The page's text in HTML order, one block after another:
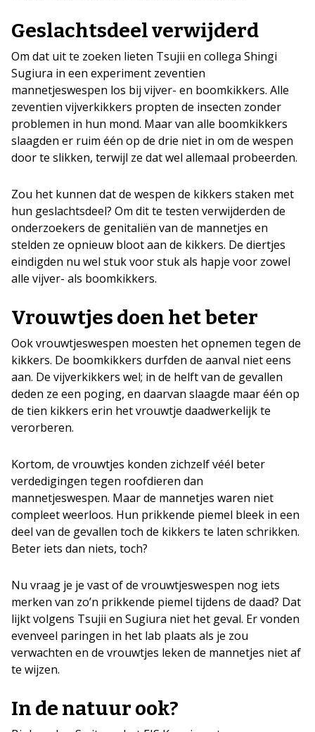
Geslachtsdeel verwijderd
Om dat uit te zoeken lieten Tsujii en collega Shingi
Sugiura in een experiment zeventien
mannetjeswespen los bij vijver- en boomkikkers. Alle
zeventien vijverkikkers propten de insecten zonder
problemen in hun mond. Maar van alle boomkikkers
slaagden er ruim één op de drie niet in om de wespen
door te slikken, terwijl ze dat wel allemaal probeerden.
Zou het kunnen dat de wespen de kikkers staken met
hun geslachtsdeel? Om dit te testen verwijderden de
onderzoekers de genitaliën van de mannetjes en
stelden ze opnieuw bloot aan de kikkers. De diertjes
eindigden nu wel stuk voor stuk als hapje voor zowel
alle vijver- als boomkikkers.
Vrouwtjes doen het beter
Ook vrouwtjeswespen moesten het opnemen tegen de
kikkers. De boomkikkers durfden de aanval niet eens
aan. De vijverkikkers wel; in de helft van de gevallen
deden ze een poging, en daarvan slaagde maar één op
de tien kikkers erin het vrouwtje daadwerkelijk te
verorberen.
Kortom, de vrouwtjes konden zichzelf véél beter
verdedigingen tegen roofdieren dan
mannetjeswespen. Maar de mannetjes waren niet
compleet weerloos. Hun prikkende piemel bleek in een
deel van de gevallen toch de kikkers te laten schrikken.
Beter iets dan niets, toch?
Nu vraag je je vast of de vrouwtjeswespen nog iets
merken van zo’n prikkende piemel tijdens de daad? Dat
lijkt volgens Tsujii en Sugiura niet het geval. Er vonden
evenveel paringen in het lab plaats als je zou
verwachten en de vrouwtjes leken de mannetjes niet af
te wijzen.
In de natuur ook?